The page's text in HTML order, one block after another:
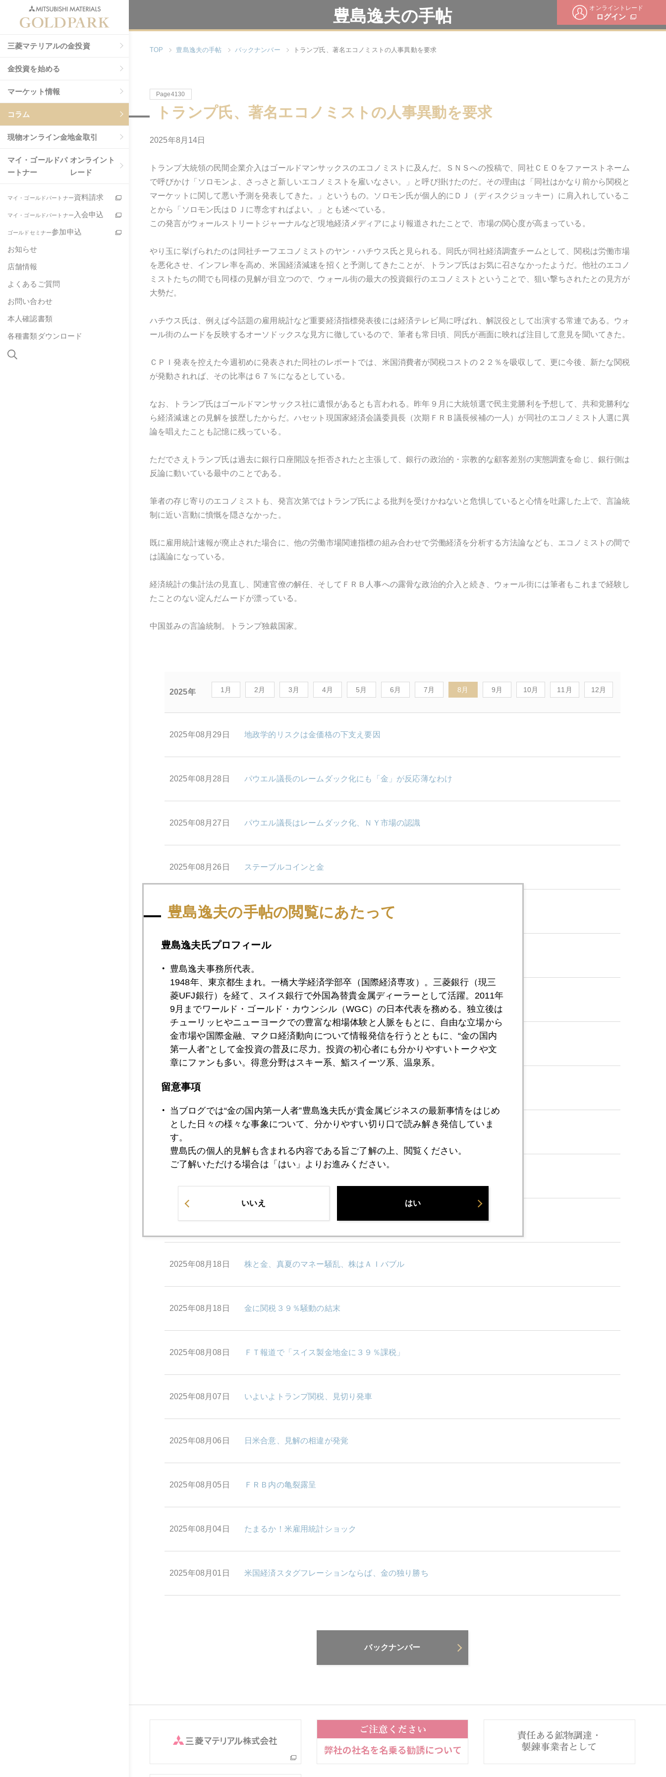
オンライントレード
ログイン
三菱マテリアルの金投資
金投資を始める
マーケット情報
コラム
現物オンライン金地金取引
マイ・ゴールドパ
ートナー
オンライント
レード
マイ・ゴールドパートナー資料請求
マイ・ゴールドパートナー 入会申込
ゴールドセミナー参加申込
お知らせ
店舗情報
よくあるご質問
お問い合わせ
本人確認書類
各種書類ダウンロード
豊島逸夫の手帖
TOP 豊島逸夫の手帖 バックナンバー トランプ氏、著名エコノミストの人事異動を要求
Page4130
トランプ氏、著名エコノミストの人事異動を要求
2025年8月14日
トランプ大統領の民間企業介入はゴールドマンサックスのエコノミストに及んだ。ＳＮＳへの投稿で、同社ＣＥＯをファーストネーム
で呼びかけ「ソロモンよ、さっさと新しいエコノミストを雇いなさい。」と呼び掛けたのだ。その理由は「同社はかなり前から関税と
マーケットに関して悪い予測を発表してきた。」というもの。ソロモン氏が個人的にＤＪ（ディスクジョッキー）に肩入れしているこ
とから「ソロモン氏はＤＪに専念すればよい。」とも述べている。
この発言がウォールストリートジャーナルなど現地経済メディアにより報道されたことで、市場の関心度が高まっている。
やり玉に挙げられたのは同社チーフエコノミストのヤン・ハチウス氏と見られる。同氏が同社経済調査チームとして、関税は労働市場
を悪化させ、インフレ率を高め、米国経済減速を招くと予測してきたことが、トランプ氏はお気に召さなかったようだ。他社のエコノ
ミストたちの間でも同様の見解が目立つので、ウォール街の最大の投資銀行のエコノミストということで、狙い撃ちされたとの見方が
大勢だ。
ハチウス氏は、例えば今話題の雇用統計など重要経済指標発表後には経済テレビ局に呼ばれ、解説役として出演する常連である。ウォ
ール街のムードを反映するオーソドックスな見方に徹しているので、筆者も常日頃、同氏が画面に映れば注目して意見を聞いてきた。
ＣＰＩ発表を控えた今週初めに発表された同社のレポートでは、米国消費者が関税コストの２２％を吸収して、更に今後、新たな関税
が発動されれば、その比率は６７％になるとしている。
なお、トランプ氏はゴールドマンサックス社に遺恨があるとも言われる。昨年９月に大統領選で民主党勝利を予想して、共和党勝利な
ら経済減速との見解を披歴したからだ。ハセット現国家経済会議委員長（次期ＦＲＢ議長候補の一人）が同社のエコノミスト人選に異
論を唱えたことも記憶に残っている。
ただでさえトランプ氏は過去に銀行口座開設を拒否されたと主張して、銀行の政治的・宗教的な顧客差別の実態調査を命じ、銀行側は
反論に動いている最中のことである。
筆者の存じ寄りのエコノミストも、発言次第ではトランプ氏による批判を受けかねないと危惧していると心情を吐露した上で、言論統
制に近い言動に憤慨を隠さなかった。
既に雇用統計速報が廃止された場合に、他の労働市場関連指標の組み合わせで労働経済を分析する方法論なども、エコノミストの間で
は議論になっている。
経済統計の集計法の見直し、関連官僚の解任、そしてＦＲＢ人事への露骨な政治的介入と続き、ウォール街には筆者もこれまで経験し
たことのない淀んだムードが漂っている。
中国並みの言論統制。トランプ独裁国家。
2025年 1月 2月 3月 4月 5月 6月 7月 8月 9月 10月 11月 12月
2025年08月29日 地政学的リスクは金価格の下支え要因
2025年08月28日 パウエル議長のレームダック化にも「金」が反応薄なわけ
2025年08月27日 パウエル議長はレームダック化、ＮＹ市場の認識
2025年08月26日 ステーブルコインと金
2025年08月25日 ジャクソンホールでのパウエル講演後、金急騰だが。。。
2025年08月21日 札幌は ちょっぴり 秋の気配
2025年08月20日 金とプラチナの違いとは
2025年08月19日
2025年08月18日 金市場から見るプーチン・トランプ会談
2025年08月18日 トランプ氏、著名エコノミストの人事異動を要求
2025年08月18日 株と金、真夏のマネー騒乱、株はＡＩバブル
2025年08月18日 金に関税３９％騒動の結末
2025年08月08日 ＦＴ報道で「スイス製金地金に３９％課税」
2025年08月07日 いよいよトランプ関税、見切り発車
2025年08月06日 日米合意、見解の相違が発覚
2025年08月05日 ＦＲＢ内の亀裂露呈
2025年08月04日 たまるか！米雇用統計ショック
2025年08月01日 米国経済スタグフレーションならば、金の独り勝ち
バックナンバー
豊島逸夫の手帖の閲覧にあたって
豊島逸夫氏プロフィール
豊島逸夫事務所代表。
1948年、東京都生まれ。一橋大学経済学部卒（国際経済専攻）。三菱銀行（現三
菱UFJ銀行）を経て、スイス銀行で外国為替貴金属ディーラーとして活躍。2011年
9月までワールド・ゴールド・カウンシル（WGC）の日本代表を務める。独立後は
チューリッヒやニューヨークでの豊富な相場体験と人脈をもとに、自由な立場から
金市場や国際金融、マクロ経済動向について情報発信を行うとともに、“金の国内
第一人者”として金投資の普及に尽力。投資の初心者にも分かりやすいトークや文
章にファンも多い。得意分野はスキー系、鮨スイーツ系、温泉系。
留意事項
当ブログでは“金の国内第一人者”豊島逸夫氏が貴金属ビジネスの最新事情をはじめ
とした日々の様々な事象について、分かりやすい切り口で読み解き発信していま
す。
豊島氏の個人的見解も含まれる内容である旨ご了解の上、閲覧ください。
ご了解いただける場合は「はい」よりお進みください。
いいえ はい